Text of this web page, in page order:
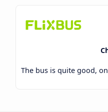
The bus is quite good,